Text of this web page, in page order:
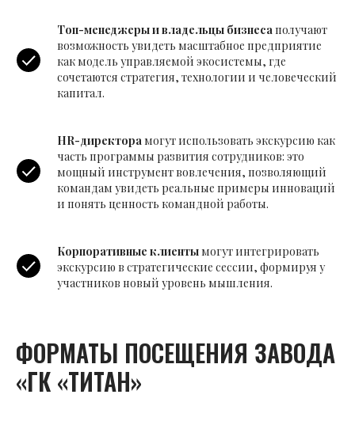
Топ-менеджеры и владельцы бизнеса получают
возможность увидеть масштабное предприятие
как модель управляемой экосистемы, где
сочетаются стратегия, технологии и человеческий
капитал.
HR-директорамогут использовать экскурсию как
часть программы развития сотрудников: это
мощный инструмент вовлечения, позволяющий
командам увидеть реальные примеры инноваций
и понять ценность командной работы.
Корпоративные клиентымогут интегрировать
экскурсию в стратегические сессии, формируя у
участников новый уровень мышления.
ФОРМАТЫ ПОСЕЩЕНИЯ ЗАВОДА
«ГК «ТИТАН»